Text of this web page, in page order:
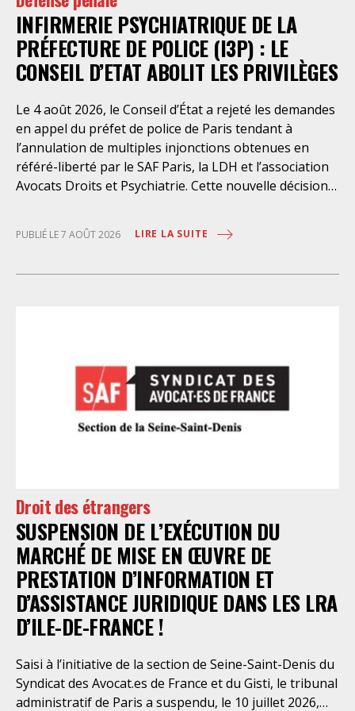
INFIRMERIE PSYCHIATRIQUE DE LA
PRÉFECTURE DE POLICE (I3P) : LE
CONSEIL D’ETAT ABOLIT LES PRIVILÈGES
Le 4 août 2026, le Conseil d’État a rejeté les demandes
en appel du préfet de police de Paris tendant à
l’annulation de multiples injonctions obtenues en
référé-liberté par le SAF Paris, la LDH et l’association
Avocats Droits et Psychiatrie. Cette nouvelle décision
personnes retenues à l’infirmerie psychiatrique de la
préfecture de police de Paris. Près d’ici mais loin des
en évidence des violations graves des droits les plus
élémentaires. Saisi par le SAF Paris et la LDH, avec
l’intervention volontaire de l’association Avocats
Droits et Psychiatrie, le tribunal administratif de Paris
Paris en avait interjeté appel. Par ordonnance du 4
août dernier, le Conseil d’Etat a aboli les privilèges
dont l’infirmerie psychiatrique de la préfecture de
police a depuis trop longtemps
PUBLIÉ LE 7 AOÛT 2026 LIRE LA SUITE
Droit des étrangers
SUSPENSION DE L’EXÉCUTION DU
MARCHÉ DE MISE EN ŒUVRE DE
PRESTATION D’INFORMATION ET
D’ASSISTANCE JURIDIQUE DANS LES LRA
D’ILE-DE-FRANCE !
Saisi à l’initiative de la section de Seine-Saint-Denis du
Syndicat des Avocat.es de France et du Gisti, le tribunal
administratif de Paris a suspendu, le 10 juillet 2026,